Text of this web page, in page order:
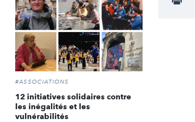
#ASSOCIATIONS
12 initiatives solidaires contre
les inégalités et les
vulnérabilités